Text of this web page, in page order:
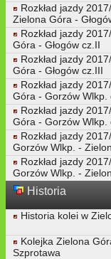
Rozkład jazdy
Zielona Góra -
Rozkład jazdy
Góra - Głogów cz.II
Rozkład jazdy
Góra - Głogów cz.III
Rozkład jazdy
Góra - Gorzów Wlkp.
Rozkład jazdy
Góra - Gorzów Wlkp.
Rozkład jazdy
Gorzów Wlkp. -
Rozkład jazdy
Gorzów Wlkp. -
Historia
Historia kolei w
Kolejka Zielona
Szprotawa